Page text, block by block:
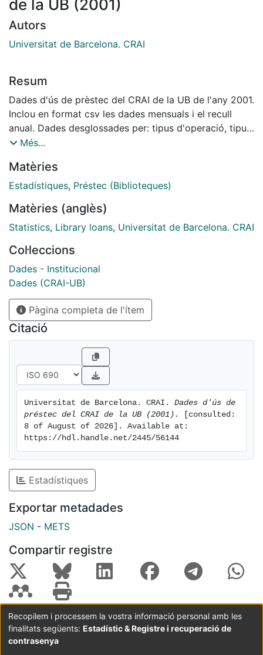
de la UB (2001)
Autors
Universitat de Barcelona. CRAI
Resum
Dades d'ús de prèstec del CRAI de la UB de l'any 2001.
Inclou en format csv les dades mensuals i el recull
anual. Dades desglossades per: tipus d'operació, tipus
de lector, per tipus de material i per llengua.
Més...
Matèries
Estadístiques, Préstec (Biblioteques)
Matèries (anglès)
Statistics, Library loans, Universitat de Barcelona. CRAI
Col·leccions
Dades - Institucional
Dades (CRAI-UB)
Pàgina completa de l'ítem
Citació
Universitat de Barcelona. CRAI. Dades d'ús de
préstec del CRAI de la UB (2001).
[consulted:
8 of August of 2026]. Available at:
https://hdl.handle.net/2445/56144
Estadístiques
Exportar metadades
JSON - METS
Compartir registre
Coordinació:CRAI UB Avís legal
Metadades
subjectes a:
Recopilem i processem la vostra informació personal amb les
finalitats següents: Estadístic & Registre i recuperació de
contrasenya